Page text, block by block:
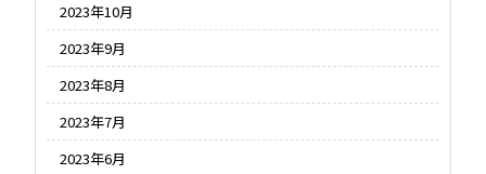
2023年10月
2023年9月
2023年8月
2023年7月
2023年6月